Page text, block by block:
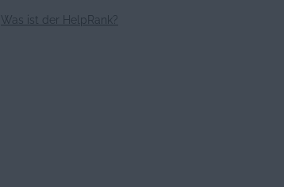
Was ist der HelpRank?